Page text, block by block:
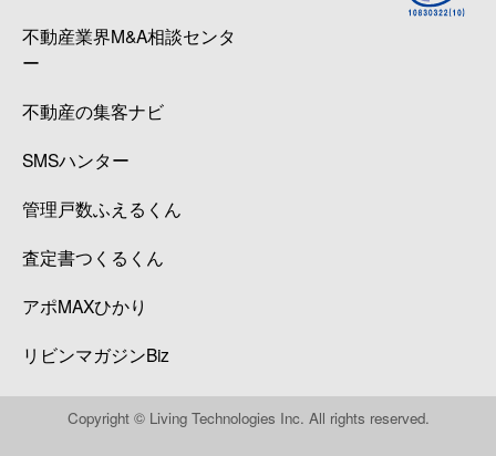
不動産業界M&A相談センタ
ー
不動産の集客ナビ
SMSハンター
管理戸数ふえるくん
査定書つくるくん
アポMAXひかり
リビンマガジンBiz
Copyright © Living Technologies Inc. All rights reserved.